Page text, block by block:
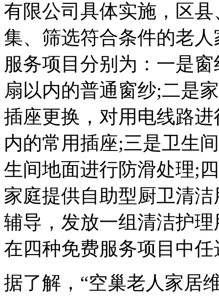
有限公司具体实施，区
集、筛选符合条件的老
服务项目分别为：一是
扇以内的普通窗纱;二是
插座更换，对用电线路
内的常用插座;三是卫生
生间地面进行防滑处理;
家庭提供自助型厨卫清
辅导，发放一组清洁护
在四种免费服务项目中
据了解，“空巢老人家居